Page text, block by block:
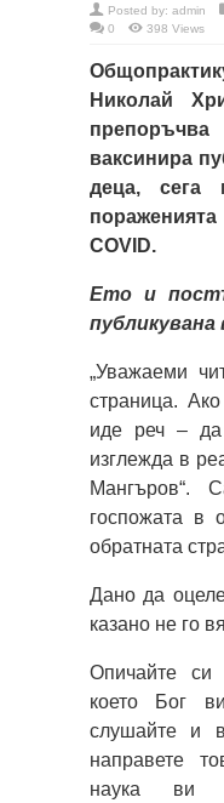
Posted by: admin
0
398 Views
Николай
ваксинира
деца, сега
COVID.
Ето и
публикувана
„Уважаеми
страница.
иде реч – да
изглежда в
Мангъров“.
госпожата в
обратната
Дано да
казано не го
Опичайте си
което Бог
слушайте и
направете
наука ви